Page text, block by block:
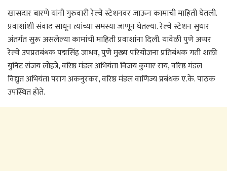
खासदार बारणे यांनी गुरुवारी रेल्वे स्टेशनवर जाऊन कामाची माहिती घेतली.
प्रवाशांशी संवाद साधून त्यांच्या समस्या जाणून घेतल्या. रेल्वे स्टेशन सुधार
अंतर्गत सुरू असलेल्या कामांची माहिती प्रवाशांना दिली. यावेळी पुणे अप्पर
रेल्वे उपप्रतबंधक पद्मसिंह जाधव, पुणे मुख्य परियोजना प्रतिबंधक गती शक्ती
युनिट संजय लोहत्रे, वरिष्ठ मंडल अभियंता विजय कुमार राय, वरिष्ठ मंडल
विद्युत अभियंता पराग अकनुरकर, वरिष्ठ मंडल वाणिज्य प्रबंधक ए.के. पाठक
उपस्थित होते.